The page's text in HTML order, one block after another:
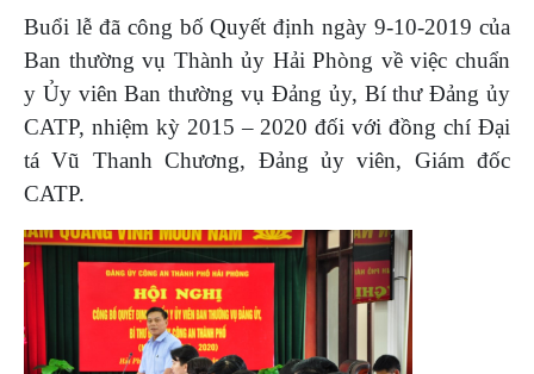
Buổi lễ đã công bố Quyết định ngày 9-10-2019 của
Ban thường vụ Thành ủy Hải Phòng về việc chuẩn
y Ủy viên Ban thường vụ Đảng ủy, Bí thư Đảng ủy
CATP, nhiệm kỳ 2015 – 2020 đối với đồng chí Đại
tá Vũ Thanh Chương, Đảng ủy viên, Giám đốc
CATP.